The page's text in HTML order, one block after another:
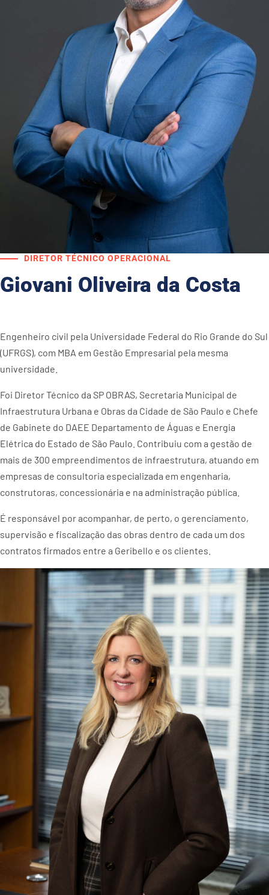
DIRETOR TÉCNICO OPERACIONAL
Giovani Oliveira da Costa
Engenheiro civil pela Universidade Federal do Rio Grande do Sul
(UFRGS), com MBA em Gestão Empresarial pela mesma
universidade.
Foi Diretor Técnico da SP OBRAS, Secretaria Municipal de
Infraestrutura Urbana e Obras da Cidade de São Paulo e Chefe
de Gabinete do DAEE Departamento de Águas e Energia
Elétrica do Estado de São Paulo. Contribuiu com a gestão de
mais de 300 empreendimentos de infraestrutura, atuando em
empresas de consultoria especializada em engenharia,
construtoras, concessionária e na administração pública.
É responsável por acompanhar, de perto, o gerenciamento,
supervisão e fiscalização das obras dentro de cada um dos
contratos firmados entre a Geribello e os clientes.